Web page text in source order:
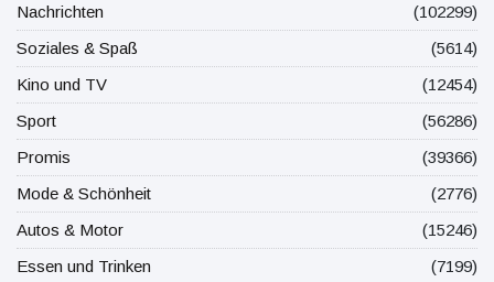
Nachrichten
(102299)
Soziales & Spaß
(5614)
Kino und TV
(12454)
Sport
(56286)
Promis
(39366)
Mode & Schönheit
(2776)
Autos & Motor
(15246)
Essen und Trinken
(7199)